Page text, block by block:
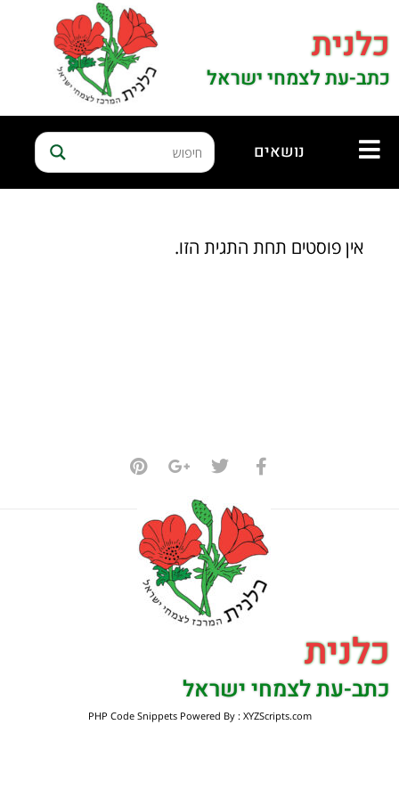
כלנית
כתב-עת לצמחי ישראל
נושאים
אין פוסטים תחת התגית הזו.
כלנית
כתב-עת לצמחי ישראל
PHP Code SnippetsPowered By : XYZScripts.com